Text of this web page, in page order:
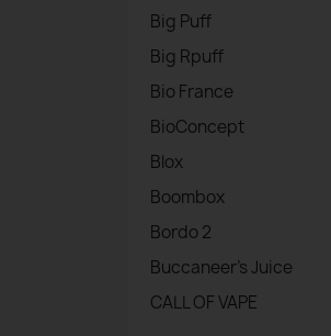
Big Puff
Big Rpuff
Bio France
BioConcept
Blox
Boombox
Bordo 2
Buccaneer's Juice
CALL OF VAPE